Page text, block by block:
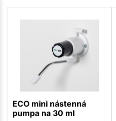
ECO mini nástenná
pumpa na 30 ml